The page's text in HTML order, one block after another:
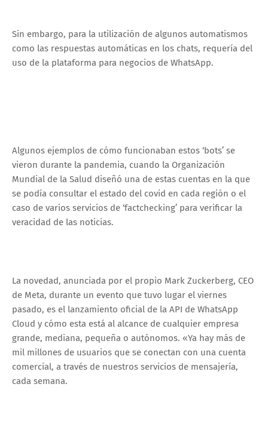
Sin embargo, para la utilización de algunos automatismos
como las respuestas automáticas en los chats, requería del
uso de la plataforma para negocios de WhatsApp.
Algunos ejemplos de cómo funcionaban estos ‘bots’ se
vieron durante la pandemia, cuando la Organización
Mundial de la Salud diseñó una de estas cuentas en la que
se podía consultar el estado del covid en cada región o el
caso de varios servicios de ‘factchecking’ para verificar la
veracidad de las noticias.
La novedad, anunciada por el propio Mark Zuckerberg, CEO
de Meta, durante un evento que tuvo lugar el viernes
pasado, es el lanzamiento oficial de la API de WhatsApp
Cloud y cómo esta está al alcance de cualquier empresa
grande, mediana, pequeña o autónomos. «Ya hay más de
mil millones de usuarios que se conectan con una cuenta
comercial, a través de nuestros servicios de mensajería,
cada semana.